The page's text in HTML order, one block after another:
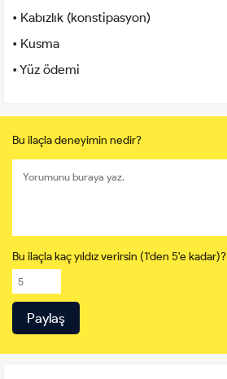
• Kabızlık (konstipasyon)
• Kusma ​
• Yüz ödemi
Bu ilaçla deneyimin nedir?
Bu ilaçla kaç yıldız verirsin (1'den 5'e kadar)?